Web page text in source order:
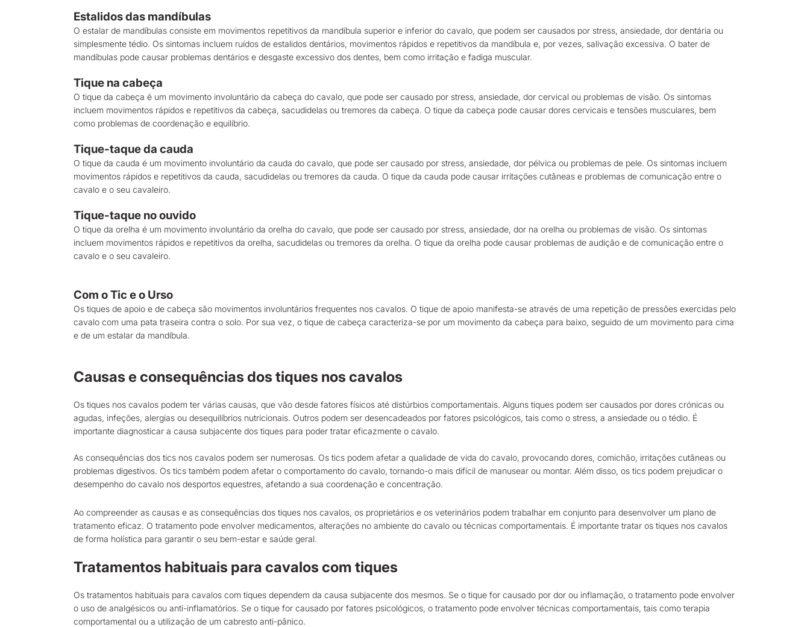
Estalidos das mandíbulas
O estalar de mandíbulas consiste em movimentos repetitivos da mandíbula superior e inferior do cavalo, que podem ser causados por stress, ansiedade, dor dentária ou
simplesmente tédio. Os sintomas incluem ruídos de estalidos dentários, movimentos rápidos e repetitivos da mandíbula e, por vezes, salivação excessiva. O bater de
mandíbulas pode causar problemas dentários e desgaste excessivo dos dentes, bem como irritação e fadiga muscular.
Tique na cabeça
O tique da cabeça é um movimento involuntário da cabeça do cavalo, que pode ser causado por stress, ansiedade, dor cervical ou problemas de visão. Os sintomas
incluem movimentos rápidos e repetitivos da cabeça, sacudidelas ou tremores da cabeça. O tique da cabeça pode causar dores cervicais e tensões musculares, bem
como problemas de coordenação e equilíbrio.
Tique-taque da cauda
O tique da cauda é um movimento involuntário da cauda do cavalo, que pode ser causado por stress, ansiedade, dor pélvica ou problemas de pele. Os sintomas incluem
movimentos rápidos e repetitivos da cauda, sacudidelas ou tremores da cauda. O tique da cauda pode causar irritações cutâneas e problemas de comunicação entre o
cavalo e o seu cavaleiro.
Tique-taque no ouvido
O tique da orelha é um movimento involuntário da orelha do cavalo, que pode ser causado por stress, ansiedade, dor na orelha ou problemas de visão. Os sintomas
incluem movimentos rápidos e repetitivos da orelha, sacudidelas ou tremores da orelha. O tique da orelha pode causar problemas de audição e de comunicação entre o
cavalo e o seu cavaleiro.
Com o Tic e o Urso
Os tiques de apoio e de cabeça são movimentos involuntários frequentes nos cavalos. O tique de apoio manifesta-se através de uma repetição de pressões exercidas pelo
cavalo com uma pata traseira contra o solo. Por sua vez, o tique de cabeça caracteriza-se por um movimento da cabeça para baixo, seguido de um movimento para cima
e de um estalar da mandíbula.
Causas e consequências dos tiques nos cavalos
Os tiques nos cavalos podem ter várias causas, que vão desde fatores físicos até distúrbios comportamentais. Alguns tiques podem ser causados por dores crónicas ou
agudas, infeções, alergias ou desequilíbrios nutricionais. Outros podem ser desencadeados por fatores psicológicos, tais como o stress, a ansiedade ou o tédio. É
importante diagnosticar a causa subjacente dos tiques para poder tratar eficazmente o cavalo.
As consequências dos tics nos cavalos podem ser numerosas. Os tics podem afetar a qualidade de vida do cavalo, provocando dores, comichão, irritações cutâneas ou
problemas digestivos. Os tics também podem afetar o comportamento do cavalo, tornando-o mais difícil de manusear ou montar. Além disso, os tics podem prejudicar o
desempenho do cavalo nos desportos equestres, afetando a sua coordenação e concentração.
Ao compreender as causas e as consequências dos tiques nos cavalos, os proprietários e os veterinários podem trabalhar em conjunto para desenvolver um plano de
tratamento eficaz. O tratamento pode envolver medicamentos, alterações no ambiente do cavalo ou técnicas comportamentais. É importante tratar os tiques nos cavalos
de forma holística para garantir o seu bem-estar e saúde geral.
Tratamentos habituais para cavalos com tiques
Os tratamentos habituais para cavalos com tiques dependem da causa subjacente dos mesmos. Se o tique for causado por dor ou inflamação, o tratamento pode envolver
o uso de analgésicos ou anti-inflamatórios. Se o tique for causado por fatores psicológicos, o tratamento pode envolver técnicas comportamentais, tais como terapia
comportamental ou a utilização de um cabresto anti-pânico.